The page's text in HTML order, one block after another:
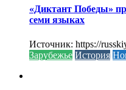
«Диктант Победы»
семи языках
Источник: https://
Зарубежье История